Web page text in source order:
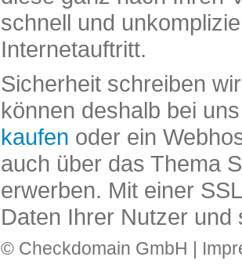
schnell und
Internetauftritt.
Sicherheit schreiben
können deshalb bei
kaufen oder ein
auch über das Thema
erwerben. Mit einer
Daten Ihrer Nutzer und
© Checkdomain GmbH |